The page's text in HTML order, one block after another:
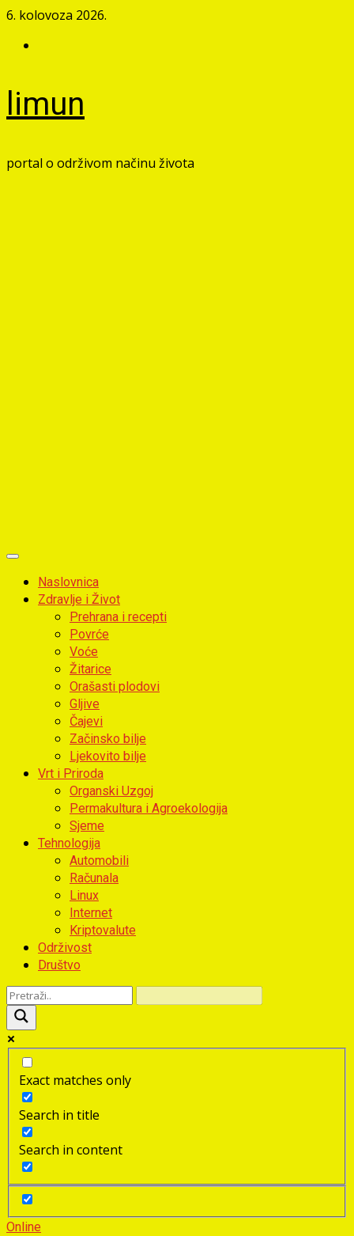
Skip
content
6. kolovoza 2026.
limun
portal o održivom načinu života
Primary
MenuNaslovnica
Zdravlje i Život
Prehrana i recepti
Povrće
Voće
Žitarice
Orašasti plodovi
Gljive
Čajevi
Začinsko bilje
Ljekovito bilje
Vrt i Priroda
Organski Uzgoj
Permakultura i Agroekologija
Sjeme
Tehnologija
Automobili
Računala
Linux
Internet
Kriptovalute
Održivost
Društvo
Exact matches only
Search in title
Search in content
Online